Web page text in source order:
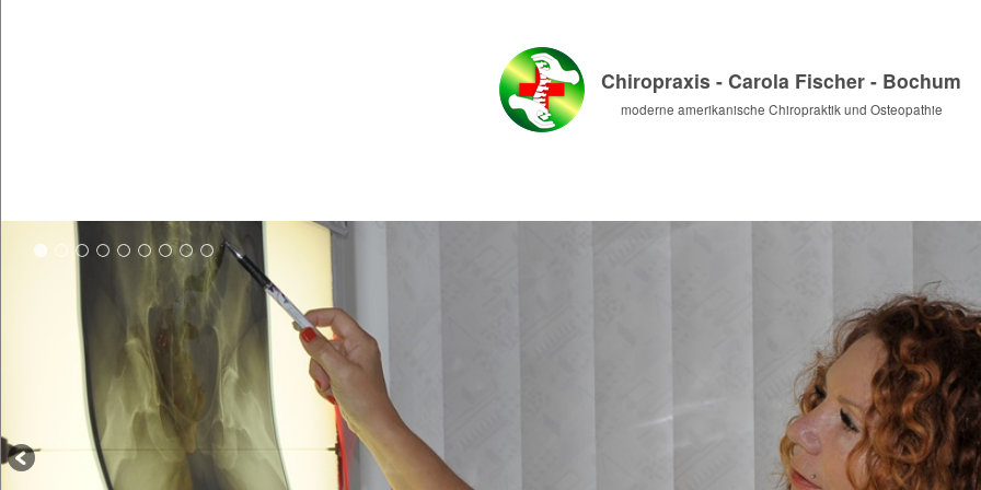
Chiropraxis - Carola Fischer - Bochum
moderne amerikanische Chiropraktik und Osteopathie